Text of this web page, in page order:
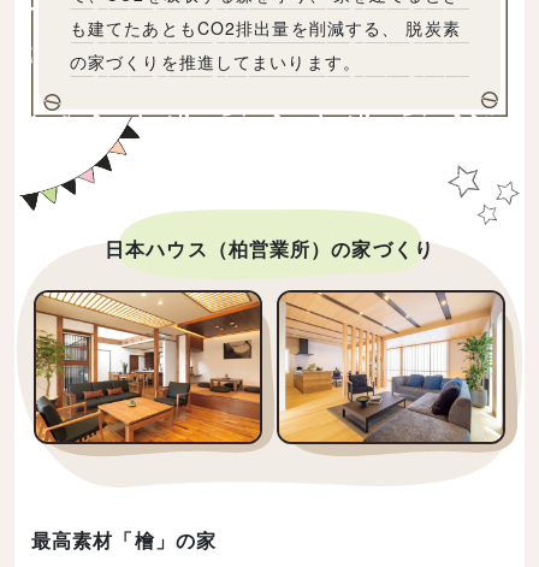
も建てたあともCO2排出量を削減する、 脱炭素
の家づくりを推進してまいります。
日本ハウス（柏営業所）の家づくり
最高素材「檜」の家